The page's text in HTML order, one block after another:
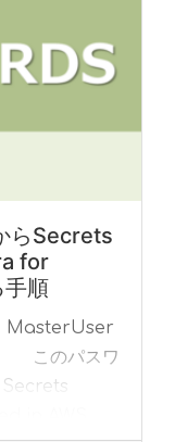
らSecrets
for
順
MasterUser
このパスワ
Secrets